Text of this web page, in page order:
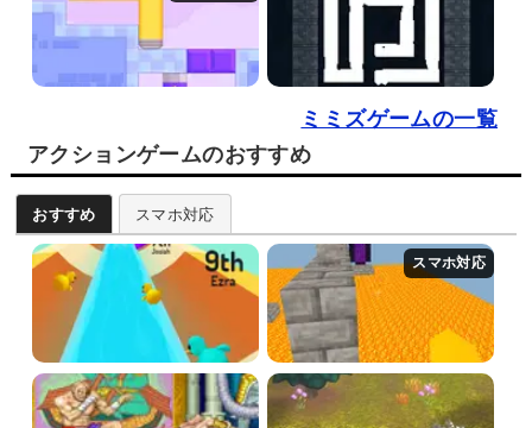
ミミズゲームの一覧
アクションゲームのおすすめ
おすすめ スマホ対応